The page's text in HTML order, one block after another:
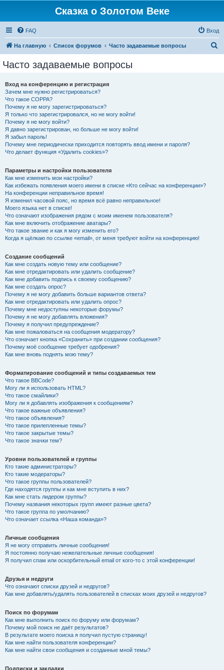
Сказка о Золотом Веке
FAQ Вход
На главную Список форумов Часто задаваемые вопросы
Часто задаваемые вопросы
Вход на конференцию и регистрация
Зачем мне нужно регистрироваться?
Что такое COPPA?
Почему я не могу зарегистрироваться?
Я только что зарегистрировался, но не могу войти!
Почему я не могу войти?
Я давно зарегистрирован, но больше не могу войти!
Я забыл пароль!
Почему мне периодически приходится повторять ввод имени и пароля?
Что делает функция «Удалить cookies»?
Параметры и настройки пользователя
Как мне изменить мои настройки?
Как избежать появления моего имени в списке «Кто сейчас на конференции»?
На конференции неправильное время!
Я изменил часовой пояс, но время всё равно неправильное!
Моего языка нет в списке!
Что означают изображения рядом с моим именем пользователя?
Как мне включить отображение аватары?
Что такое звание и как я могу изменить его?
Когда я щёлкаю по ссылке «email», от меня требуют войти на конференцию!
Создание сообщений
Как мне создать новую тему или сообщение?
Как мне отредактировать или удалить сообщение?
Как мне добавить подпись к своему сообщению?
Как мне создать опрос?
Почему я не могу добавить больше вариантов ответа?
Как мне отредактировать или удалить опрос?
Почему мне недоступны некоторые форумы?
Почему я не могу добавлять вложения?
Почему я получил предупреждение?
Как мне пожаловаться на сообщения модератору?
Что означает кнопка «Сохранить» при создании сообщения?
Почему моё сообщение требует одобрения?
Как мне вновь поднять мою тему?
Форматирование сообщений и типы создаваемых тем
Что такое BBCode?
Могу ли я использовать HTML?
Что такое смайлики?
Могу ли я добавлять изображения к сообщениям?
Что такое важные объявления?
Что такое объявления?
Что такое прилепленные темы?
Что такое закрытые темы?
Что такое значки тем?
Уровни пользователей и группы
Кто такие администраторы?
Кто такие модераторы?
Что такое группы пользователей?
Где находятся группы и как мне вступить в них?
Как мне стать лидером группы?
Почему названия некоторых групп имеют разные цвета?
Что такое группа по умолчанию?
Что означает ссылка «Наша команда»?
Личные сообщения
Я не могу отправить личные сообщения!
Я постоянно получаю нежелательные личные сообщения!
Я получил спам или оскорбительный email от кого-то с этой конференции!
Друзья и недруги
Что означают списки друзей и недругов?
Как мне добавлять/удалять пользователей в списках моих друзей и недругов?
Поиск по форумам
Как мне выполнить поиск по форуму или форумам?
Почему мой поиск не даёт результатов?
В результате моего поиска я получил пустую страницу!
Как мне найти пользователя конференции?
Как мне найти свои сообщения и созданные мной темы?
Подписки и закладки